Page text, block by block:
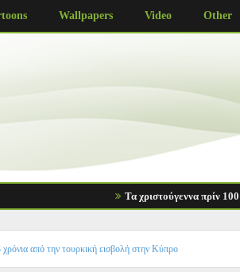
Wallpapers Video Other
Τα χριστούγεννα πρίν 100 χρόνια .
χρόνια από την τουρκική εισβολή στην Κύπρο